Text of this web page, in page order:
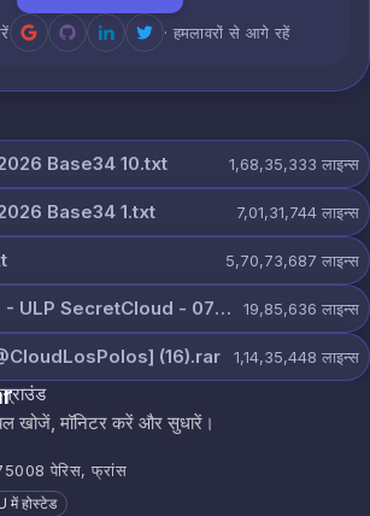
· हमलावरों से आगे रहें
Base34 10.txt 1,68,35,333 लाइन्स
Base34 1.txt 7,01,31,744 लाइन्स
5,70,73,687 लाइन्स
@KURTXTCLOUD - ULP SecretCloud - 07 August 2026.txt 19,85,636 लाइन्स
(16).rar 1,14,35,448 लाइन्स
खोजें, मॉनिटर करें और सुधारें।
पेरिस, फ्रांस
में होस्टेड